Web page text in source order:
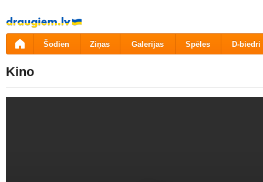
Pāriet
uz
saturu
Šodien Ziņas Galerijas Spēles D-biedri
Kino